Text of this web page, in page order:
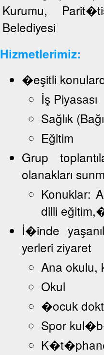
Kurumu,
Belediyesi
Hizmetlerimiz:
�eşitli
İş Piyasası
Sağlık
Eğitim
Grup
olanakları
Konuklar:
dilli
İ�inde
yerleri ziyaret
Ana okulu,
Okul
�ocuk
Spor